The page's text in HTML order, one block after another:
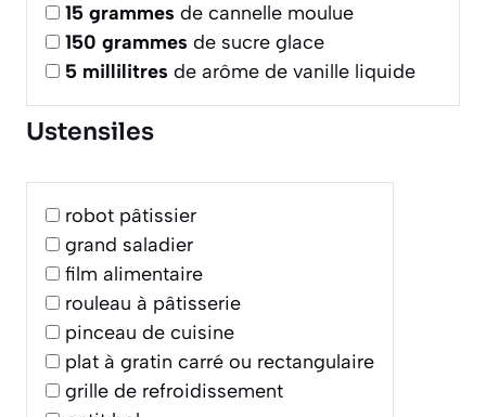
15 grammes de cannelle moulue
150 grammes de sucre glace
5 millilitres de arôme de vanille liquide
Ustensiles
robot pâtissier
grand saladier
film alimentaire
rouleau à pâtisserie
pinceau de cuisine
plat à gratin carré ou rectangulaire
grille de refroidissement